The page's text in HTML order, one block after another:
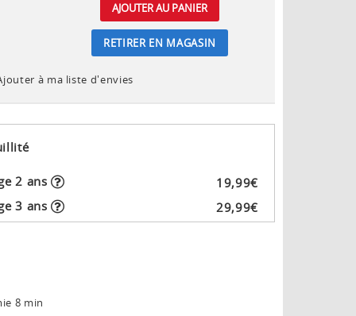
AJOUTER AU PANIER
RETIRER EN MAGASIN
à ma liste d'envies
2 ans 19,99€
3 ans
29,99€
8 min